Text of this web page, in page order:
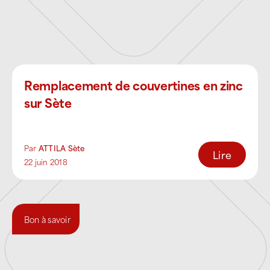
Toits-terrasses
bitumineuse, membranes EPDM, PVC
et synthétiques
tuiles canal, tuiles mécaniques,
solutions traditionnelles
aluminium, acier, cuivre
En tant que
couvreur étancheur et zingueur
spécialisé
entretien et réparation des
Remplacement de couvertines en zinc
sur Sète
Par ATTILA Sète
22 juin 2018
Lire
Bon à savoir